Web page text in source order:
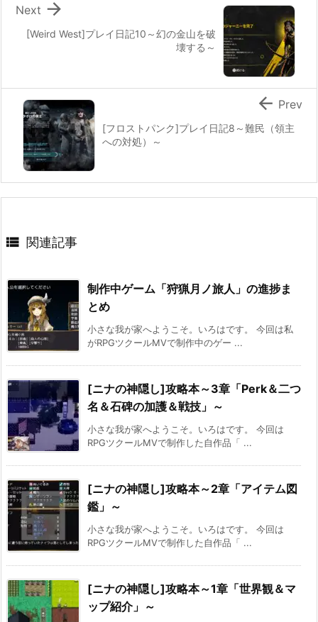
[Weird West]プレイ日記10～幻の金山を破
壊する～

Next
[フロストパンク]プレイ日記8～難民（領主
への対処）～
 Prev
 関連記事
制作中ゲーム「狩猟月ノ旅人」の進捗ま
とめ
小さな我が家へようこそ。いろはです。 今回は私
がRPGツクールMVで制作中のゲー ...
[ニナの神隠し]攻略本～3章「Perk＆二つ
名＆石碑の加護＆戦技」～
小さな我が家へようこそ。いろはです。 今回は
RPGツクールMVで制作した自作品「 ...
[ニナの神隠し]攻略本～2章「アイテム図
鑑」～
小さな我が家へようこそ。いろはです。 今回は
RPGツクールMVで制作した自作品「 ...
[ニナの神隠し]攻略本～1章「世界観＆マ
ップ紹介」～